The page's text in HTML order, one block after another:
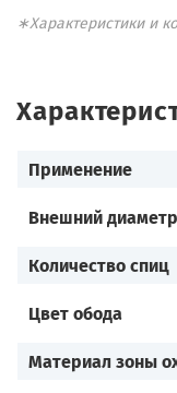
∗Характеристики и
Применение
Внешний
Количество спиц
Цвет обода
Материал зоны